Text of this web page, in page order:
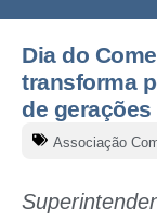
Dia do
transforma
de gerações
Associação